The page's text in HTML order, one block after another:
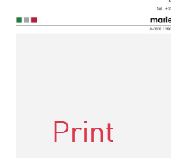
Print